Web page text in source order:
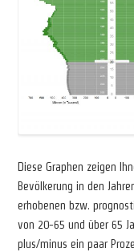
Diese Graphen zeigen
Bevölkerung in den
erhobenen bzw.
von 20-65 und über 65
plus/minus ein paar